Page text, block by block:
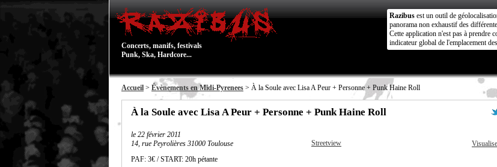
Concerts, manifs, festivals
Punk, Ska, Hardcore...
Razibus est un outil de
panorama non exhaustif des
Cette application n'est pas à prendre
indicateur global de l'emplacement
Accueil > Évènements en Midi-Pyrenees > À la Soule avec Lisa A Peur + Personne + Punk Haine Roll
À la Soule avec Lisa A Peur + Personne + Punk Haine Roll
le 22 février 2011
14, rue Peyrolières 31000 Toulouse
Streetview
PAF: 3€ / START: 20h pétante